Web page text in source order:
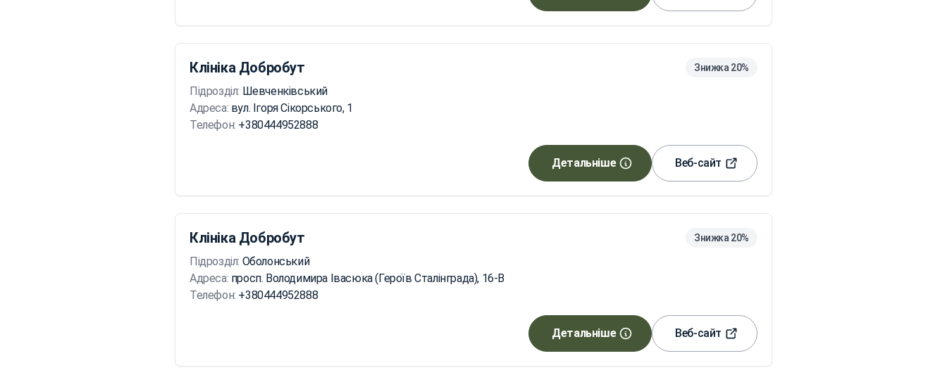
Клініка Добробут Знижка 20%
Підрозділ: Шевченківський
Адреса: вул. Ігоря Сікорського, 1
Телефон: +380444952888
Детальніше Веб-сайт
Клініка Добробут Знижка 20%
Підрозділ: Оболонський
Адреса: просп. Володимира Івасюка (Героїв Сталінграда), 16-В
Телефон: +380444952888
Детальніше Веб-сайт